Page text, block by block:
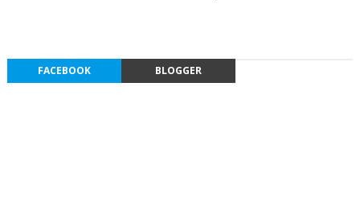
FACEBOOK BLOGGER